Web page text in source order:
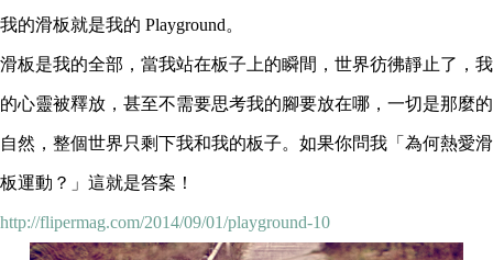
我的滑板就是我的 Playground。
滑板是我的全部，當我站在板子上的瞬間，世界彷彿靜止了，我
的心靈被釋放，甚至不需要思考我的腳要放在哪，一切是那麼的
自然，整個世界只剩下我和我的板子。如果你問我「為何熱愛滑
板運動？」這就是答案！
http://flipermag.com/2014/09/01/playground-10